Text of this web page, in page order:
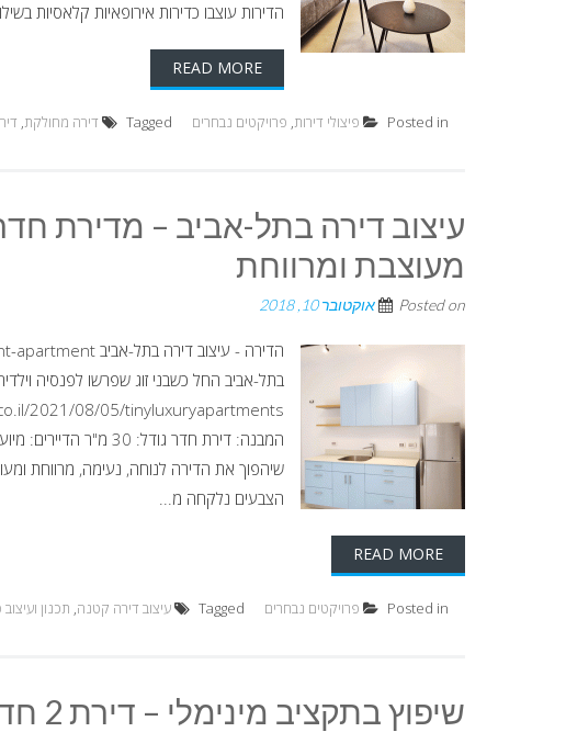
הדירות עוצבו כדירות אירופאיות קלאסיות
READ MORE
Posted in פיצולי דירות, פרויקטים נבחרים Tagged דירה מחולקת,
מעוצבת ומרווחת
Posted on אוקטובר 10, 2018
בתל-אביב החל כשבני זוג שפרשו לפנסיה
המבנה: דירת חדר
שיהפוך את הדירה לנוחה, נעימה, מרווחת
הצבעים נלקחה מ...
READ MORE
Posted in פרויקטים נבחרים Tagged עיצוב דירה קטנה, תכנון
שיפוץ בתקציב מינימלי – דירת 2 חדרים מעוצבת ומרשימה.